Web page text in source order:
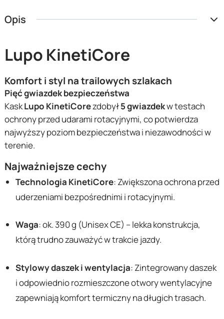
Opis
Lupo KinetiCore
Komfort i styl na trailowych szlakach
Pięć gwiazdek bezpieczeństwa
KaskLupo KinetiCorezdobył5 gwiazdekw testach
ochrony przed udarami rotacyjnymi, co potwierdza
najwyższy poziom bezpieczeństwa i niezawodności w
terenie.
Najważniejsze cechy
Technologia KinetiCore: Zwiększona ochrona przed
uderzeniami bezpośrednimi i rotacyjnymi.
Waga:ok. 390 g (Unisex CE) – lekka konstrukcja,
którą trudno zauważyć w trakcie jazdy.
Stylowy daszek i wentylacja: Zintegrowany daszek
i odpowiednio rozmieszczone otwory wentylacyjne
zapewniają komfort termiczny na długich trasach.